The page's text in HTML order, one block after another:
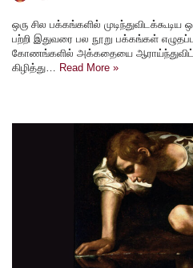
ஒரு சில பக்கங்களில்
பற்றி இதுவரை பல நூறு பக்கங்கள்
கோணங்களில் அக்கதையை
கிழித்து… Read More »